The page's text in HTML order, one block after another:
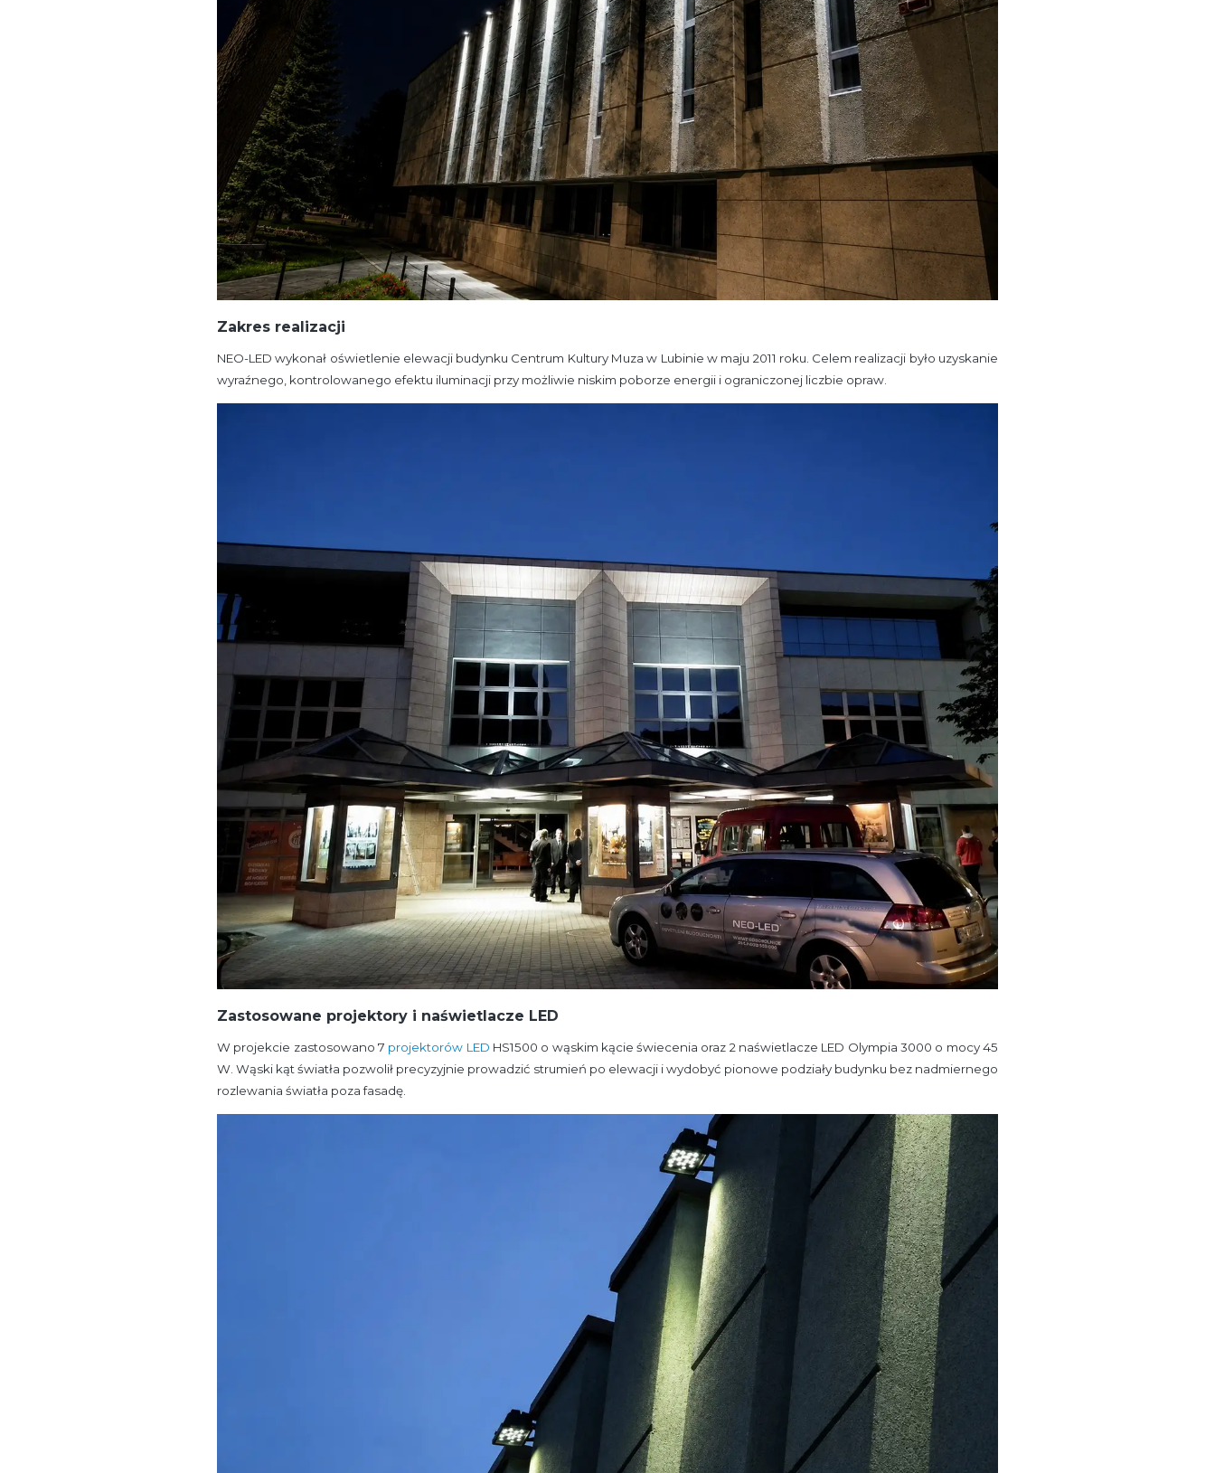
Zakres realizacji
NEO-LED wykonał oświetlenie elewacji budynku Centrum Kultury Muza w Lubinie w maju 2011 roku. Celem realizacji było uzyskanie
wyraźnego, kontrolowanego efektu iluminacji przy możliwie niskim poborze energii i ograniczonej liczbie opraw.
Zastosowane projektory i naświetlacze LED
W projekcie zastosowano 7 projektorów LED HS1500 o wąskim kącie świecenia oraz 2 naświetlacze LED Olympia 3000 o mocy 45
W. Wąski kąt światła pozwolił precyzyjnie prowadzić strumień po elewacji i wydobyć pionowe podziały budynku bez nadmiernego
rozlewania światła poza fasadę.